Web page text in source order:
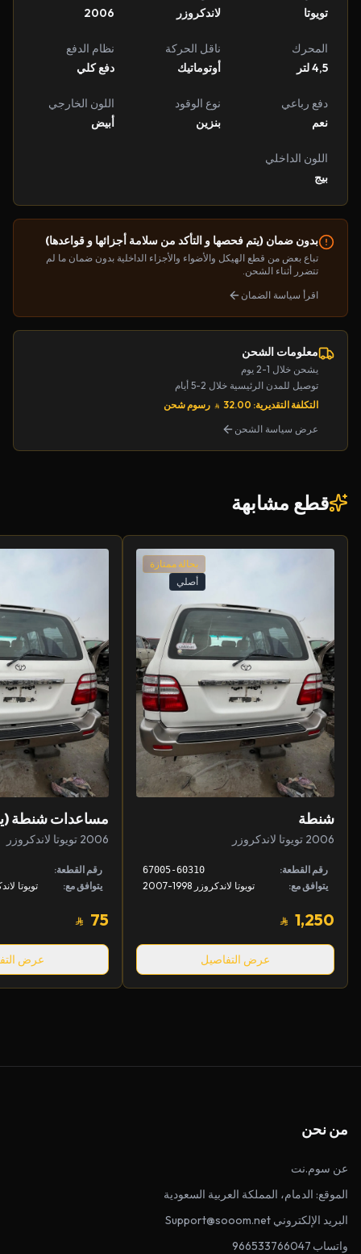
تويوتا
لاندكروزر
2006
المحرك
4,5 لتر
ناقل الحركة
أوتوماتيك
نظام الدفع
دفع كلي
دفع رباعي
نعم
نوع الوقود
بنزين
اللون الخارجي
أبيض
اللون الداخلي
بيج
بدون ضمان (يتم فحصها و التأكد من سلامة أجزائها و قواعدها)
تباع بعض من قطع الهيكل والأضواء والأجزاء الداخلية بدون ضمان ما لم
تتضرر أثناء الشحن.
اقرأ سياسة الضمان
معلومات الشحن
يشحن خلال 1-2 يوم
توصيل للمدن الرئيسية خلال 2-5 أيام
التكلفة التقديرية: 32.00
رسوم شحن
عرض سياسة الشحن
قطع مشابهة
بحالة ممتازة
أصلي
شنطة
2006 تويوتا لاندكروزر
رقم القطعة: 67005-60310
يتوافق مع: تويوتا لاندكروزر 1998-2007
1,250
عرض التفاصيل
مساعدات شنطة
2006 تويوتا لاندكروزر
رقم القطعة:
يتوافق مع:
75
عرض
من نحن
عن سوم.نت
الموقع: الدمام، المملكة العربية السعودية
البريد الإلكتروني Support@sooom.net
واتساب 966533766047